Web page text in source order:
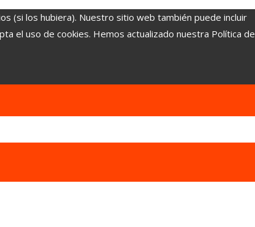
(si los hubiera). Nuestro sitio web también puede incluir
el uso de cookies. Hemos actualizado nuestra Política de